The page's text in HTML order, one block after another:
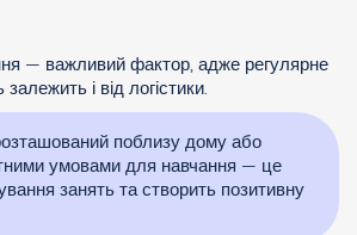
— важливий фактор, адже регулярне
і від логістики.
поблизу дому або
умовами для навчання — це
занять та створить позитивну